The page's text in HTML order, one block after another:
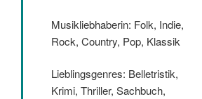
Musikliebhaberin: Folk, Indie,
Rock, Country, Pop, Klassik
Lieblingsgenres: Belletristik,
Krimi, Thriller, Sachbuch,